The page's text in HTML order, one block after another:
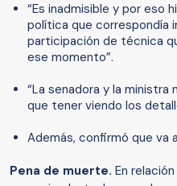
“Es inadmisible y por eso
política que correspondía
participación de técnica
ese momento”.
“La senadora y la ministra
que tener viendo los
Además, confirmó que va
Pena de muerte. En